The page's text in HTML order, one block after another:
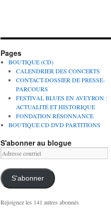
Pages
BOUTIQUE (CD)
CALENDRIER DES CONCERTS
CONTACT-DOSSIER DE PRESSE-
PARCOURS
FESTIVAL BLUES EN AVEYRON :
ACTUALITÉ ET HISTORIQUE
FONDATION RÉSONNANCE
BOUTIQUE CD DVD PARTITIONS
S'abonner au blogue
Adresse
courriel
S'abonner
Rejoignez les 141 autres abonnés